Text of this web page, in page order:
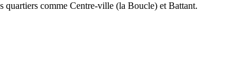
quartiers comme Centre-ville (la Boucle) et Battant.